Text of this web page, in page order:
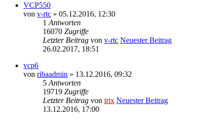
VCP550
von v-rtc » 05.12.2016, 12:30
1 Antworten
16070 Zugriffe
Letzter Beitrag von v-rtc Neuester Beitrag
26.02.2017, 18:51
vcp6
von ribaadmin » 13.12.2016, 09:32
5 Antworten
19719 Zugriffe
Letzter Beitrag von irix Neuester Beitrag
13.12.2016, 17:00